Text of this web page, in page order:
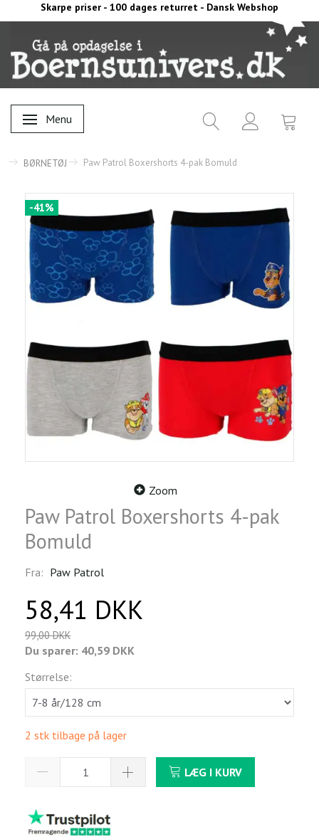
Skarpe priser - 100 dages returret - Dansk Webshop
Skifte navigation
Menu
BØRNETØJ Paw Patrol Boxershorts 4-pak Bomuld
-41%
Zoom
Paw Patrol Boxershorts 4-pak
Bomuld
Fra: Paw Patrol
58,41 DKK
99,00 DKK
Du sparer: 40,59 DKK
Størrelse:
2 stk tilbage på lager
LÆG I KURV